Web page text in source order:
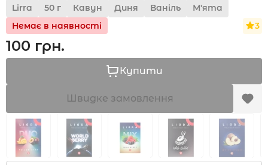
Lirra 50 г Кавун Диня Ваніль
М'ята
Немає в наявності
3
100 грн.
Купити
Швидке замовлення